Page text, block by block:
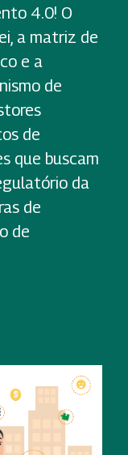
4.0! O
a matriz de
e a
de
de
que buscam
da
de
de